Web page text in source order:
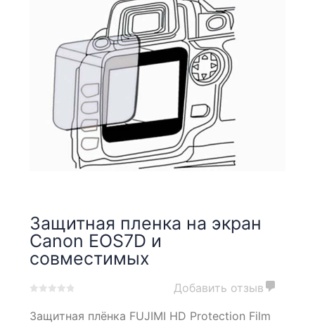
Защитная пленка на экран
Canon EOS7D и
совместимых
out
Добавить отзыв
Защитная плёнка FUJIMI HD Protection Film